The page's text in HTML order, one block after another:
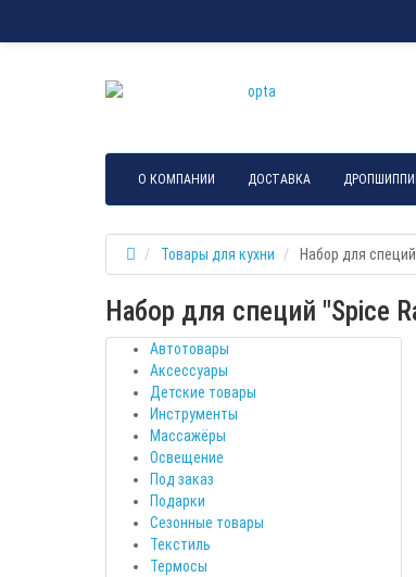
О КОМПАНИИ ДОСТАВКА
Товары для кухни Набор для
Набор для специй "Spice
Автотовары
Аксессуары
Детские товары
Инструменты
Массажёры
Освещение
Под заказ
Подарки
Сезонные товары
Текстиль
Термосы